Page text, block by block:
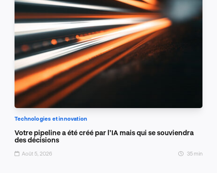
Technologies et innovation
Votre pipeline a été créé par l’IA mais qui se souviendra
des décisions
Août 5, 2026 35 min